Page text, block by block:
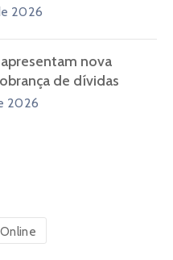
2026
apresentam nova
de dívidas
2026